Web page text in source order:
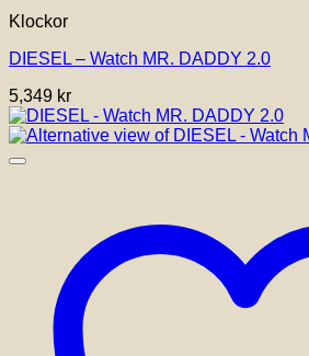
Klockor
DIESEL – Watch MR. DADDY 2.0
5,349 kr